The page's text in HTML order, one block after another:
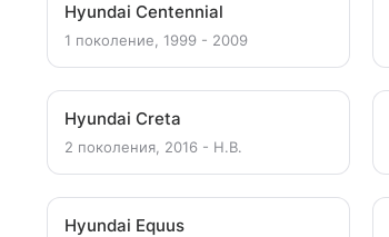
Hyundai Centennial
1 поколение, 1999 - 2009
Hyundai Creta
2 поколения, 2016 - Н.В.
Hyundai Equus